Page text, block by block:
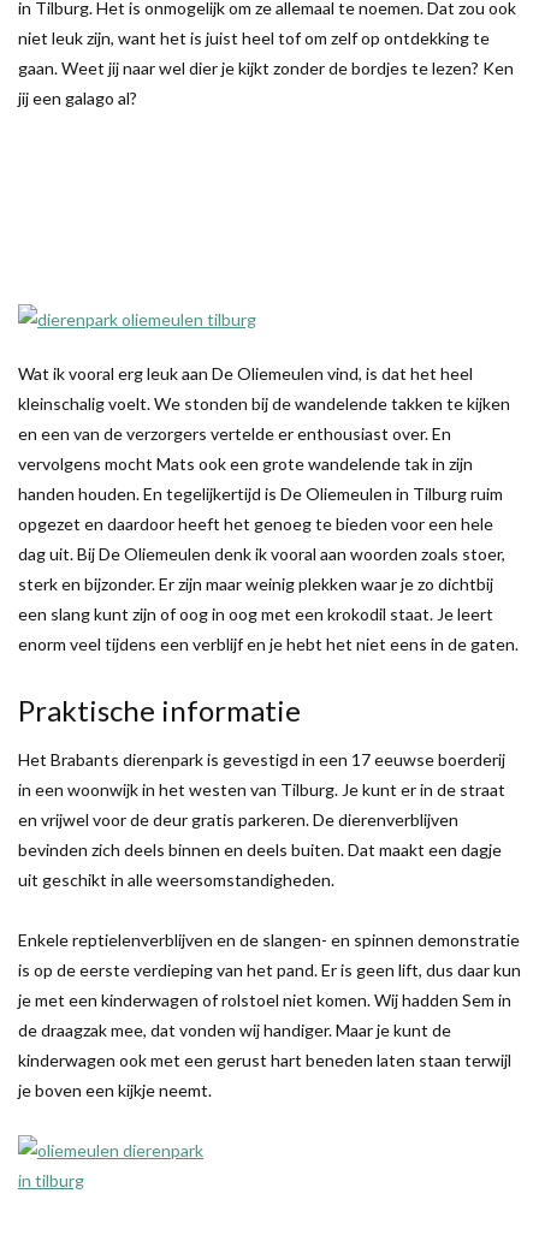
in Tilburg. Het is onmogelijk om ze allemaal te noemen. Dat zou ook
niet leuk zijn, want het is juist heel tof om zelf op ontdekking te
gaan. Weet jij naar wel dier je kijkt zonder de bordjes te lezen? Ken
jij een galago al?
Wat ik vooral erg leuk aan De Oliemeulen vind, is dat het heel
kleinschalig voelt. We stonden bij de wandelende takken te kijken
en een van de verzorgers vertelde er enthousiast over. En
vervolgens mocht Mats ook een grote wandelende tak in zijn
handen houden. En tegelijkertijd is De Oliemeulen in Tilburg ruim
opgezet en daardoor heeft het genoeg te bieden voor een hele
dag uit. Bij De Oliemeulen denk ik vooral aan woorden zoals stoer,
sterk en bijzonder. Er zijn maar weinig plekken waar je zo dichtbij
een slang kunt zijn of oog in oog met een krokodil staat. Je leert
enorm veel tijdens een verblijf en je hebt het niet eens in de gaten.
Praktische informatie
Het Brabants dierenpark is gevestigd in een 17 eeuwse boerderij
in een woonwijk in het westen van Tilburg. Je kunt er in de straat
en vrijwel voor de deur gratis parkeren. De dierenverblijven
bevinden zich deels binnen en deels buiten. Dat maakt een dagje
uit geschikt in alle weersomstandigheden.
Enkele reptielenverblijven en de slangen- en spinnen demonstratie
is op de eerste verdieping van het pand. Er is geen lift, dus daar kun
je met een kinderwagen of rolstoel niet komen. Wij hadden Sem in
de draagzak mee, dat vonden wij handiger. Maar je kunt de
kinderwagen ook met een gerust hart beneden laten staan terwijl
je boven een kijkje neemt.